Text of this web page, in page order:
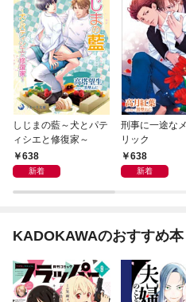
しじまの藍～犬とパテ
ィシエと修復家～
638
新着
刑事に一途な
リック
638
新着
KADOKAWAのおすすめ本